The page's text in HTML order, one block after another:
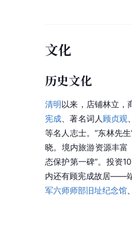
文化
历史文化
清明以来，店铺林立，
宪成、著名词人顾贞观
等名人志士。“东林先
晓。境内旅游资源丰
态保护第一碑”。投资
内还有顾宪成故居——
军六师师部旧址纪念馆